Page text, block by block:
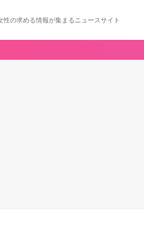
の求める情報が集まるニュースサイト